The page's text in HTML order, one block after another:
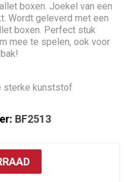
boxen. Joekel van een
Wordt geleverd met een
boxen. Perfect stuk
mee te spelen, ook voor
sterke kunststof
BF2513